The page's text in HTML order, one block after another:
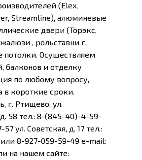
(Elex,
Streamline), алюминевые
двери (Торэкс,
, рольставни г.
потолки. Осуществляем
балконов и отделку
по любому вопросу,
в короткие сроки.
г. Ртищево, ул.
58 тел.: 8-(845-40)-4-59-
57 ул. Советская, д. 17 тел.:
8-927-059-59-49 e-mail:
на нашем сайте: